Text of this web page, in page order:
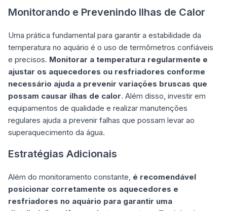
Monitorando e Prevenindo Ilhas de Calor
Uma prática fundamental para garantir a estabilidade da
temperatura no aquário é o uso de termômetros confiáveis
e precisos. Monitorar a temperatura regularmente e
ajustar os aquecedores ou resfriadores conforme
necessário ajuda a prevenir variações bruscas que
possam causar ilhas de calor. Além disso, investir em
equipamentos de qualidade e realizar manutenções
regulares ajuda a prevenir falhas que possam levar ao
superaquecimento da água.
Estratégias Adicionais
Além do monitoramento constante, é recomendável
posicionar corretamente os aquecedores e
resfriadores no aquário para garantir uma